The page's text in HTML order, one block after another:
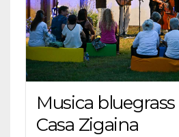
Musica
Casa Zigaina